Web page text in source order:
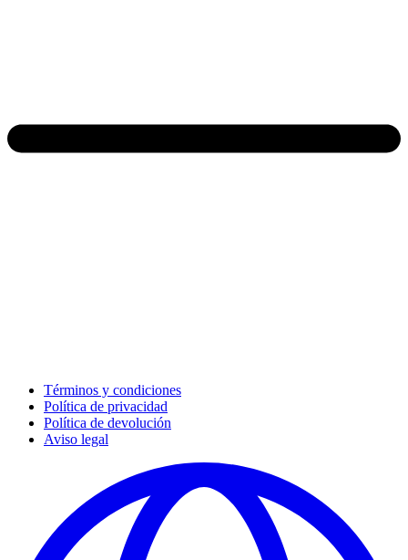
Términos y condiciones
Política de privacidad
Política de devolución
Aviso legal